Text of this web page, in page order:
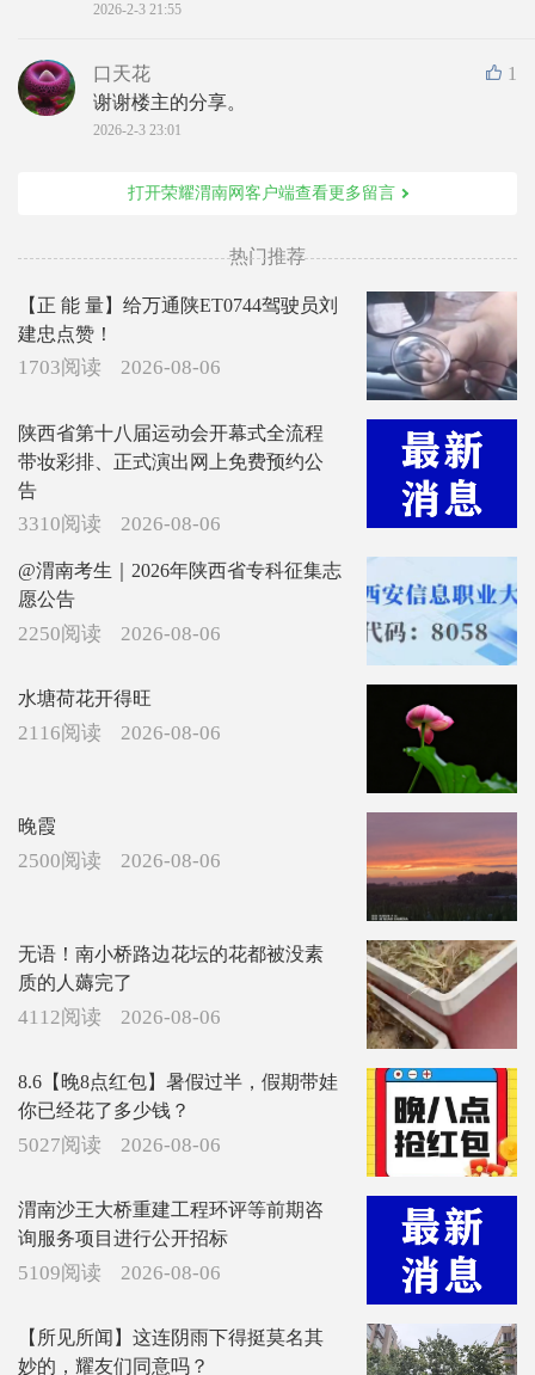
2026-2-3 21:55
1
口天花
谢谢楼主的分享。
2026-2-3 23:01
打开荣耀渭南网客户端查看更多留言
热门推荐
【正 能 量】给万通陕ET0744驾驶员刘
建忠点赞！
1703阅读 2026-08-06
陕西省第十八届运动会开幕式全流程
带妆彩排、正式演出网上免费预约公
告
3310阅读 2026-08-06
@渭南考生｜2026年陕西省专科征集志
愿公告
2250阅读 2026-08-06
水塘荷花开得旺
2116阅读 2026-08-06
晚霞
2500阅读 2026-08-06
无语！南小桥路边花坛的花都被没素
质的人薅完了
4112阅读 2026-08-06
8.6【晚8点红包】暑假过半，假期带娃
你已经花了多少钱？
5027阅读 2026-08-06
渭南沙王大桥重建工程环评等前期咨
询服务项目进行公开招标
5109阅读 2026-08-06
【所见所闻】这连阴雨下得挺莫名其
妙的，耀友们同意吗？